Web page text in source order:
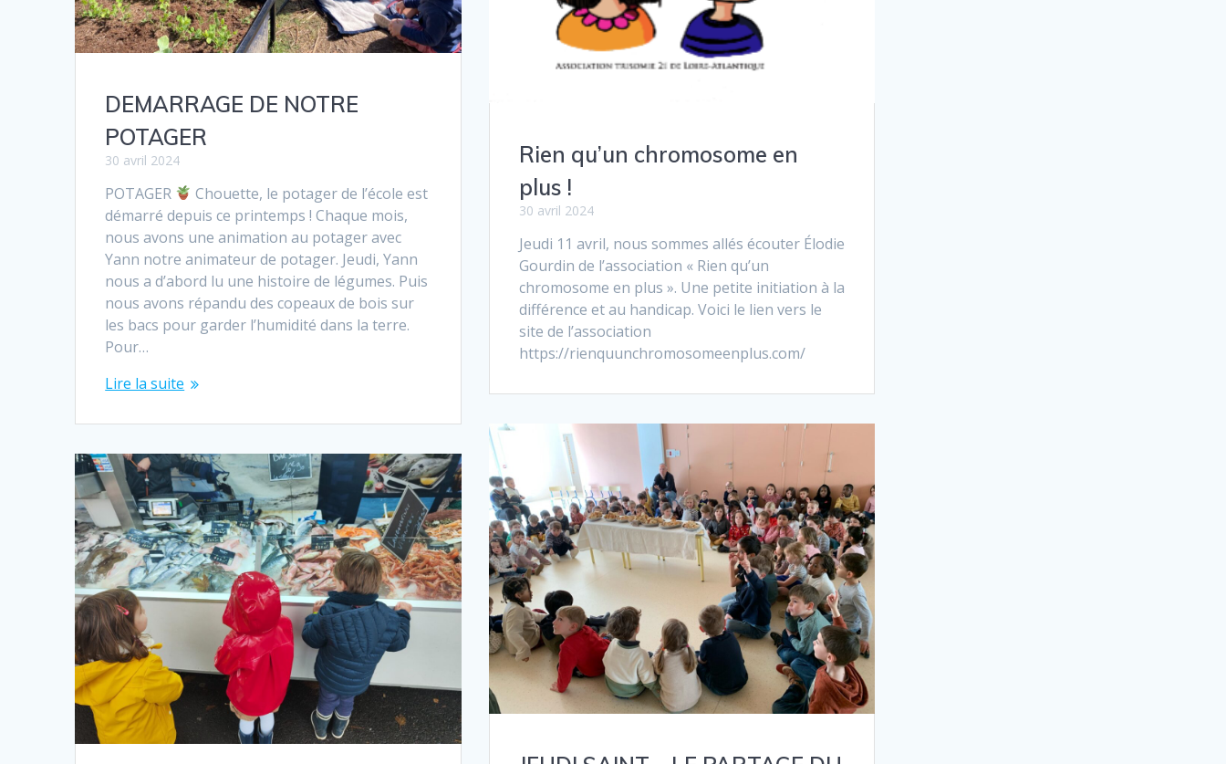
DEMARRAGE DE NOTRE
POTAGER
30 avril 2024
POTAGER
Chouette, le potager de l’école est
démarré depuis ce printemps ! Chaque mois,
nous avons une animation au potager avec
Yann notre animateur de potager. Jeudi, Yann
nous a d’abord lu une histoire de légumes. Puis
nous avons répandu des copeaux de bois sur
les bacs pour garder l’humidité dans la terre.
Pour…
Lire la suite
Rien qu’un chromosome en
plus !
30 avril 2024
Jeudi 11 avril, nous sommes allés écouter Élodie
Gourdin de l’association « Rien qu’un
chromosome en plus ». Une petite initiation à la
différence et au handicap. Voici le lien vers le
site de l’association
https://rienquunchromosomeenplus.com/